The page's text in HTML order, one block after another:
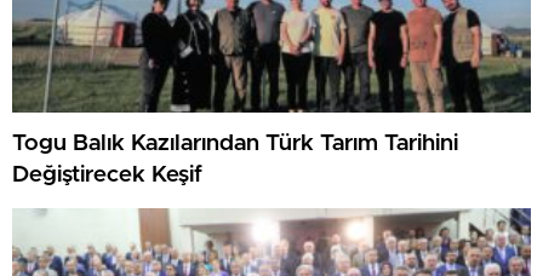
Togu Balık Kazılarından Türk Tarım Tarihini
Değiştirecek Keşif